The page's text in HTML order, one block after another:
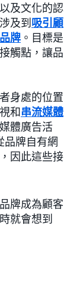
及文化的認
及到 吸引顧
牌 。目標是
觸點，讓品
身處的位置
和串流媒體
體廣告活
牌自有網
因此這些接
牌成為顧客
就會想到